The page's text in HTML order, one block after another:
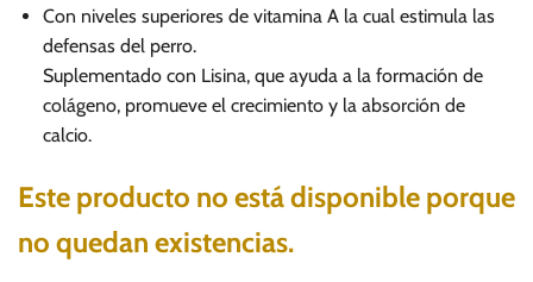
Con niveles superiores de vitamina A la cual estimula las
defensas del perro.
Suplementado con Lisina, que ayuda a la formación de
colágeno, promueve el crecimiento y la absorción de
calcio.
Este producto no está disponible porque
no quedan existencias.